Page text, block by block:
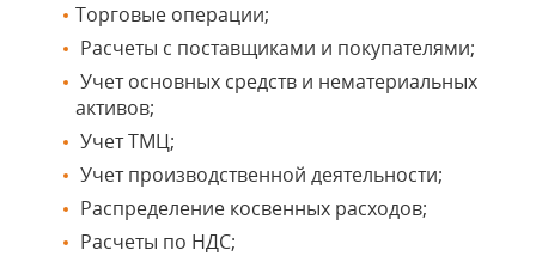
Торговые операции;
Расчеты с поставщиками и покупателями;
Учет основных средств и нематериальных
активов;
Учет ТМЦ;
Учет производственной деятельности;
Распределение косвенных расходов;
Расчеты по НДС;